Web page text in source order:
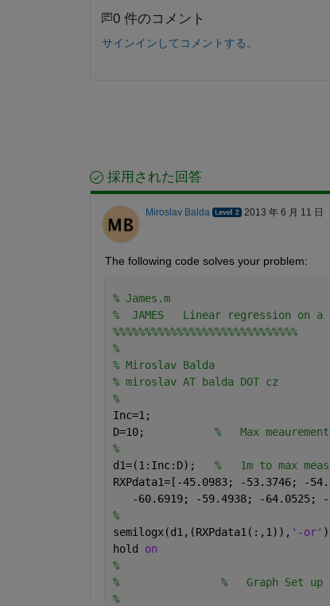
0 件のコメント
サインインしてコメントする。
採用された回答
Miroslav Balda 2013 年 6 月 11 日
The following code solves your problem:
% James.m
%  JAMES   Linear regression on a
%
% Miroslav Balda
% miroslav AT balda DOT cz
%
Inc=1;
D=10; %   Max
%
d1=(1:Inc:D); %   1m to max
RXPdata1=[-45.0983; -53.3746; -
-60.6919; -59.4938; -64.0525;
%
semilogx(d1,(RXPdata1(:,1)), '-or'
hold on
%
%                %   Graph Set up
%